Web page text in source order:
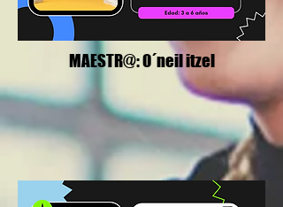
MAESTR@: O´neil itzel